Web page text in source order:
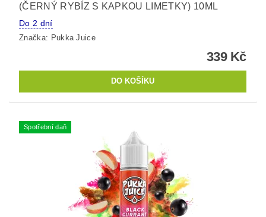
(ČERNÝ RYBÍZ S KAPKOU LIMETKY) 10ML
Do 2 dní
Značka: Pukka Juice
339 Kč
Spotřební daň